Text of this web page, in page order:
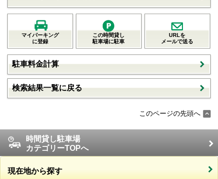
マイパーキング
に登録
この時間貸し
駐車場に駐車
URLを
メールで送る
駐車料金計算
検索結果一覧に戻る
このページの先頭へ
時間貸し駐車場
カテゴリーTOPへ
現在地から探す